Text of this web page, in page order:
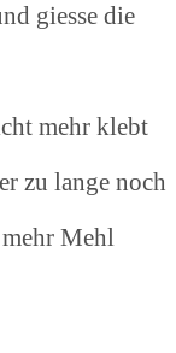
giesse die
mehr klebt
zu lange noch
Mehl